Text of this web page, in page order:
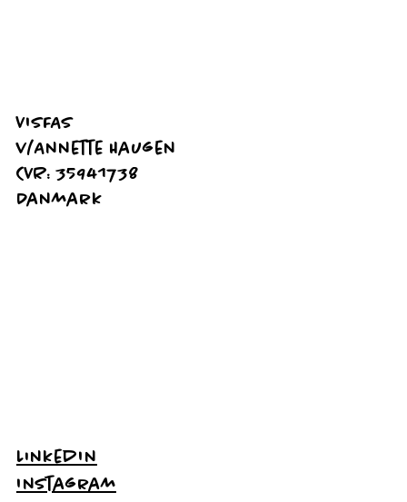
VISFAS
v/Annette Haugen
CVR: 35941738
Danmark
Instagram
LinkedIn